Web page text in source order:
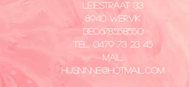
Leiestraat 33
8940 Wervik
​BE0678558550
Tel. 0479 73 23 45
Mail:
husninne@hotmail.com